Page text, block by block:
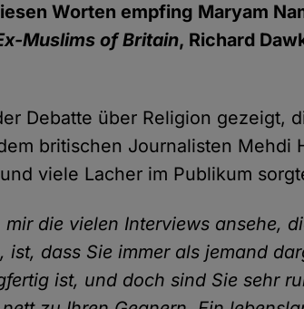
Worten empfing Maryam
Muslims of Britain, Richard
Debatte über Religion gezeigt,
britischen Journalisten Mehdi
viele Lacher im Publikum
mir die vielen Interviews ansehe,
dass Sie immer als jemand
ist, und doch sind Sie sehr